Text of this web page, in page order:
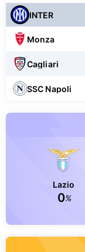
INTER
Monza
Cagliari
SSC Napoli
Lazio
0%